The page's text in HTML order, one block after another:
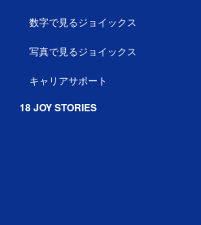
数字で見るジョイックス
写真で見るジョイックス
キャリアサポート
18 JOY STORIES